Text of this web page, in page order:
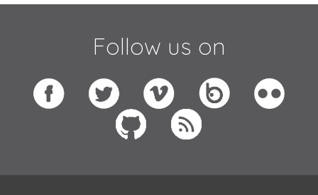
Follow us on